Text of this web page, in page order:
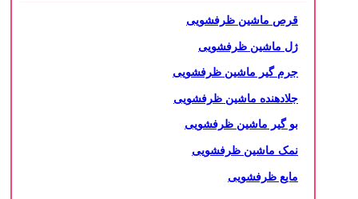
قرص ماشین ظرفشویی
ژل ماشین ظرفشویی
جرم گیر ماشین ظرفشویی
جلادهنده ماشین ظرفشویی
بو گیر ماشین ظرفشویی
نمک ماشین ظرفشویی
مایع ظرفشویی